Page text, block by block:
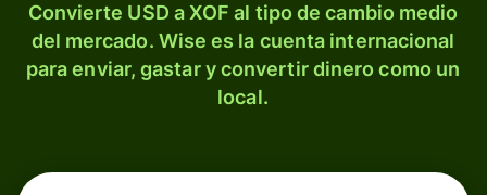
Convierte USD a XOF al tipo de cambio medio
del mercado. Wise es la cuenta internacional
para enviar, gastar y convertir dinero como un
local.